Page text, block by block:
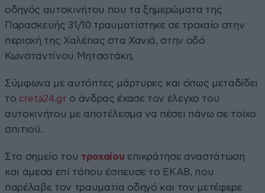
οδηγός αυτοκινήτου που τα ξημερώματα της
Παρασκευής 31/10 τραυματίστηκε σε τροχαίο στην
περιοχή της Χαλέπας στα Χανιά, στην οδό
Κωνσταντίνου Μητσοτάκη.
Σύμφωνα με αυτόπτες μάρτυρες και όπως μεταδίδει
το creta24.gr ο άνδρας έχασε τον έλεγχο του
αυτοκινήτου με αποτέλεσμα να πέσει πάνω σε τοίχο
σπιτιού.
Στο σημείο του τροχαίου επικράτησε αναστάτωση
και άμεσα επί τόπου έσπευσε το ΕΚΑΒ, που
παρέλαβε τον τραυματία οδηγό και τον μετέφερε